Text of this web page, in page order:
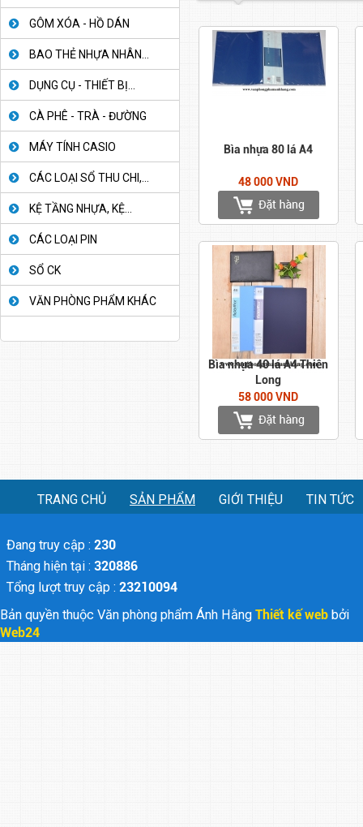
GÔM XÓA - HỒ DÁN
BAO THẺ NHỰA NHÂN...
DỤNG CỤ - THIẾT BỊ...
CÀ PHÊ - TRÀ - ĐƯỜNG
MÁY TÍNH CASIO
CÁC LOẠI SỔ THU CHI,...
KỆ TẦNG NHỰA, KỆ...
CÁC LOẠI PIN
SỔ CK
VĂN PHÒNG PHẨM KHÁC
Bìa nhựa 80 lá A4
48 000 VND
Bìa nhựa 40 lá A4 Thiên
Long
58 000 VND
TRANG CHỦ SẢN PHẨM GIỚI THIỆU TIN TỨC
Đang truy cập : 230
Tháng hiện tại : 320886
Tổng lượt truy cập : 23210094
Bản quyền thuộc Văn phòng phẩm Ánh Hằng Thiết kế web bởi
Web24